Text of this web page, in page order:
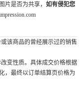
片是否为共享， 如有侵犯您
该商品的曾经展示过的销售
变性质。具体成交价格根据
，最终以订单结算页价格为